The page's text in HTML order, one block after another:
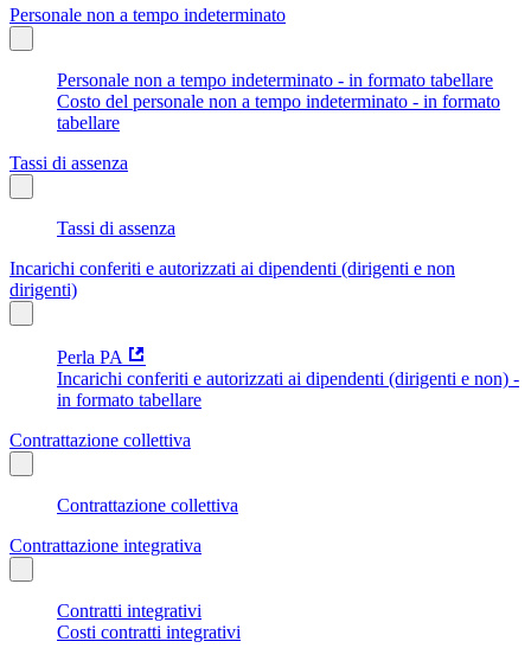
Personale non a tempo indeterminato
Personale non a tempo indeterminato - in formato tabellare
Costo del personale non a tempo indeterminato - in formato
tabellare
Tassi di assenza
Tassi di assenza
Incarichi conferiti e autorizzati ai dipendenti (dirigenti e non
dirigenti)
Perla PA
Incarichi conferiti e autorizzati ai dipendenti (dirigenti e non) -
in formato tabellare
Contrattazione collettiva
Contrattazione collettiva
Contrattazione integrativa
Contratti integrativi
Costi contratti integrativi